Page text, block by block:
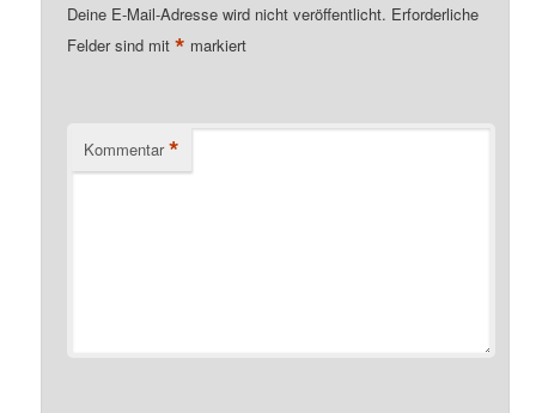
Deine E-Mail-Adresse wird nicht veröffentlicht. Erforderliche
Felder sind mit* markiert
Kommentar *